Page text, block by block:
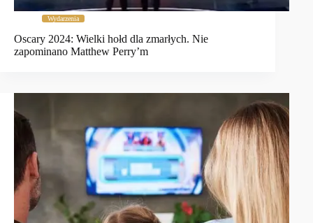
Wydarzenia
Oscary 2024: Wielki hołd dla zmarłych. Nie
zapominano Matthew Perry’m